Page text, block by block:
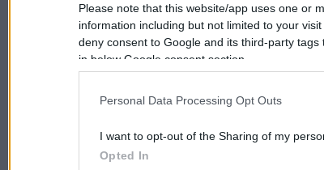
Please note that this website/app uses one or
information including but not limited to your
deny consent to Google and its third-party
in below Google consent section.
Personal Data Processing Opt Outs
I want to opt-out of the Sharing of my
Opted In